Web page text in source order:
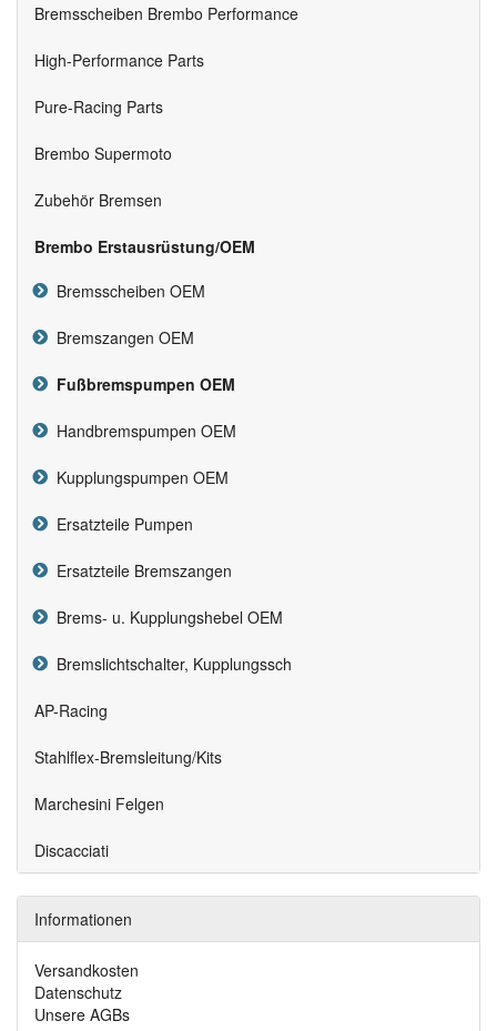
Bremsscheiben Brembo Performance
High-Performance Parts
Pure-Racing Parts
Brembo Supermoto
Zubehör Bremsen
Brembo Erstausrüstung/OEM
Bremsscheiben OEM
Bremszangen OEM
Fußbremspumpen OEM
Handbremspumpen OEM
Kupplungspumpen OEM
Ersatzteile Pumpen
Ersatzteile Bremszangen
Brems- u. Kupplungshebel OEM
Bremslichtschalter, Kupplungssch
AP-Racing
Stahlflex-Bremsleitung/Kits
Marchesini Felgen
Discacciati
Informationen
Versandkosten
Datenschutz
Unsere AGBs